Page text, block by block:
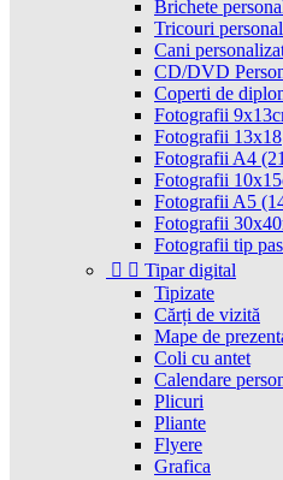
Brichete
Tricouri
Cani
CD/DVD
Coperti de
Fotografii
Fotografii 13x18
Fotografii A4
Fotografii
Fotografii A5
Fotografii
Fotografii tip
  Tipar digital
Tipizate
Cărți de vizită
Mape de
Coli cu antet
Calendare
Plicuri
Pliante
Flyere
Grafica